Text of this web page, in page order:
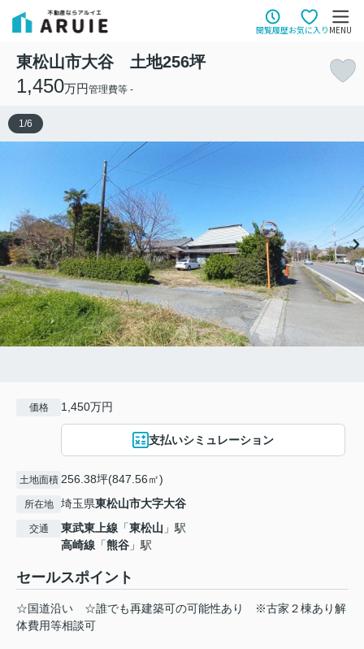
閲覧履歴お気に入り MENU
東松山市大谷 土地256坪
1,450万円管理費等 -
1/6
価格 1,450万円
支払いシミュレーション
土地面積 256.38坪(847.56㎡)
所在地 埼玉県東松山市大字大谷
交通 東武東上線 「東松山 」駅
高崎線 「熊谷 」駅
セールスポイント
☆国道沿い ☆誰でも再建築可の可能性あり ※古家２棟あり解
体費用等相談可